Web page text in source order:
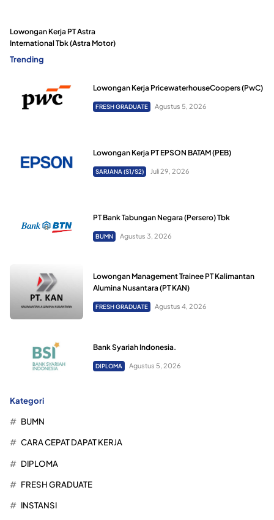
Lowongan Kerja PT Astra
International Tbk (Astra Motor)
Trending
Lowongan Kerja PricewaterhouseCoopers (PwC)
FRESH GRADUATE Agustus 5, 2026
Lowongan Kerja PT EPSON BATAM (PEB)
SARJANA (S1/S2) Juli 29, 2026
PT Bank Tabungan Negara (Persero) Tbk
BUMN Agustus 3, 2026
Lowongan Management Trainee PT Kalimantan
Alumina Nusantara (PT KAN)
FRESH GRADUATE Agustus 4, 2026
Bank Syariah Indonesia.
DIPLOMA Agustus 5, 2026
Kategori
BUMN
CARA CEPAT DAPAT KERJA
DIPLOMA
FRESH GRADUATE
INSTANSI